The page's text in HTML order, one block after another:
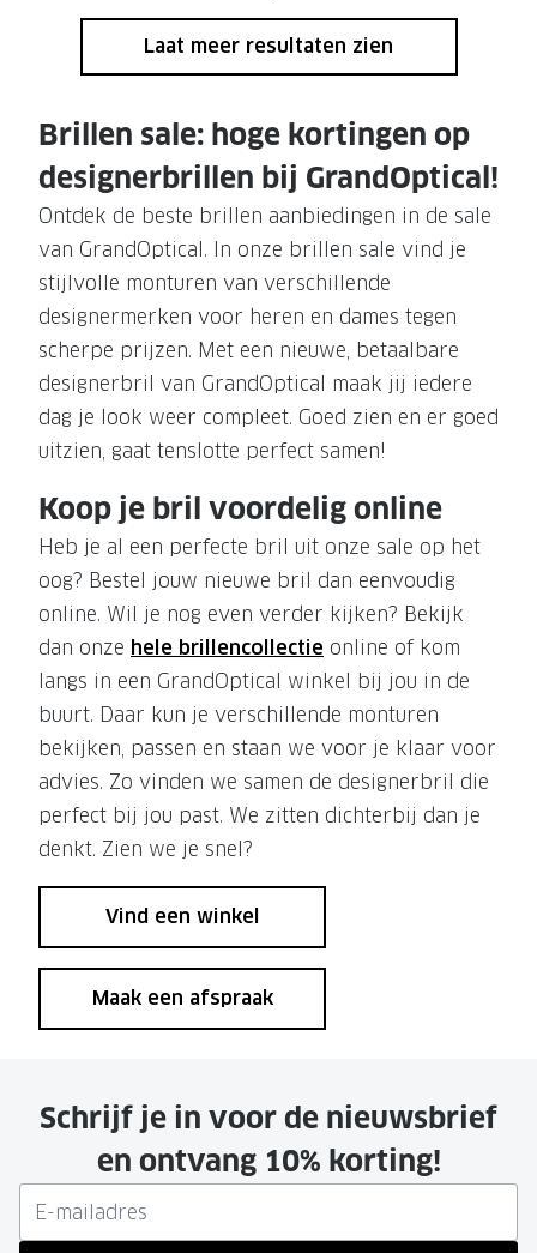
Laat meer resultaten zien
Brillen sale: hoge kortingen op
designerbrillen bij GrandOptical!
Ontdek de beste brillen aanbiedingen in de sale
van GrandOptical. In onze brillen sale vind je
stijlvolle monturen van verschillende
designermerken voor heren en dames tegen
scherpe prijzen. Met een nieuwe, betaalbare
designerbril van GrandOptical maak jij iedere
dag je look weer compleet. Goed zien en er goed
uitzien, gaat tenslotte perfect samen!
Koop je bril voordelig online
Heb je al een perfecte bril uit onze sale op het
oog? Bestel jouw nieuwe bril dan eenvoudig
online. Wil je nog even verder kijken? Bekijk
dan onze hele brillencollectie online of kom
langs in een GrandOptical winkel bij jou in de
buurt. Daar kun je verschillende monturen
bekijken, passen en staan we voor je klaar voor
advies. Zo vinden we samen de designerbril die
perfect bij jou past. We zitten dichterbij dan je
denkt. Zien we je snel?
Vind een winkel
Maak een afspraak
Schrijf je in voor de nieuwsbrief
en ontvang 10% korting!